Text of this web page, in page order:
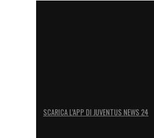
SCARICA L’APP DI JUVENTUS NEWS 24